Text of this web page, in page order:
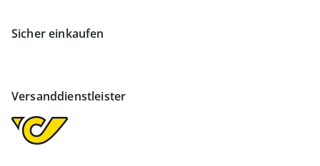
Sicher einkaufen
Versanddienstleister